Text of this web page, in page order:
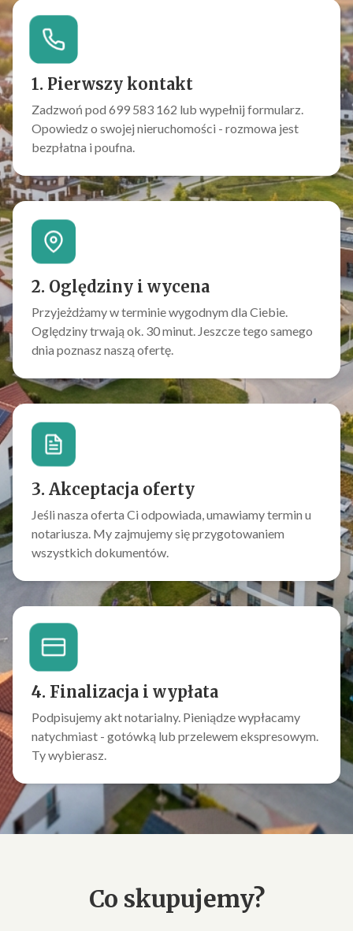
1. Pierwszy kontakt
Zadzwoń pod 699 583 162 lub wypełnij formularz.
Opowiedz o swojej nieruchomości - rozmowa jest
bezpłatna i poufna.
2. Oględziny i wycena
Przyjeżdżamy w terminie wygodnym dla Ciebie.
Oględziny trwają ok. 30 minut. Jeszcze tego samego
dnia poznasz naszą ofertę.
3. Akceptacja oferty
Jeśli nasza oferta Ci odpowiada, umawiamy termin u
notariusza. My zajmujemy się przygotowaniem
wszystkich dokumentów.
4. Finalizacja i wypłata
Podpisujemy akt notarialny. Pieniądze wypłacamy
natychmiast - gotówką lub przelewem ekspresowym.
Ty wybierasz.
Co skupujemy?